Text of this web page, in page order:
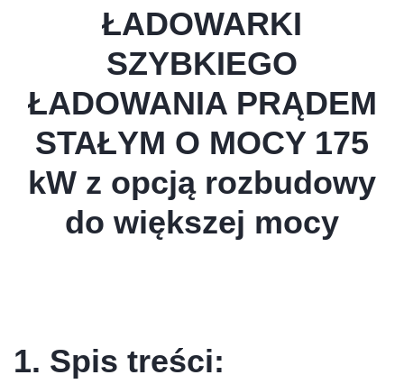
ŁADOWARKI
SZYBKIEGO
ŁADOWANIA PRĄDEM
STAŁYM O MOCY 175
kW z opcją rozbudowy
do większej mocy
1. Spis treści: